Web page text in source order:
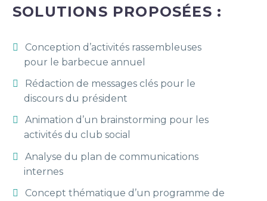
SOLUTIONS PROPOSÉES :
Conception d’activités rassembleuses
pour le barbecue annuel
Rédaction de messages clés pour le
discours du président
Animation d’un brainstorming pour les
activités du club social
Analyse du plan de communications
internes
Concept thématique d’un programme de